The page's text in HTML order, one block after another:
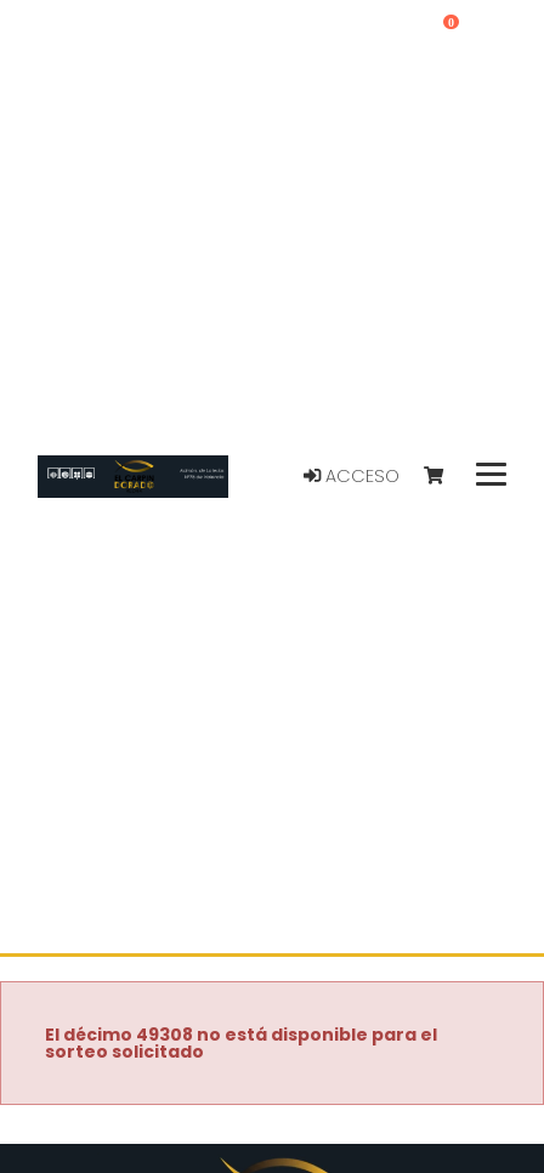
ACCESO
0
El décimo 49308 no está disponible para el
sorteo solicitado